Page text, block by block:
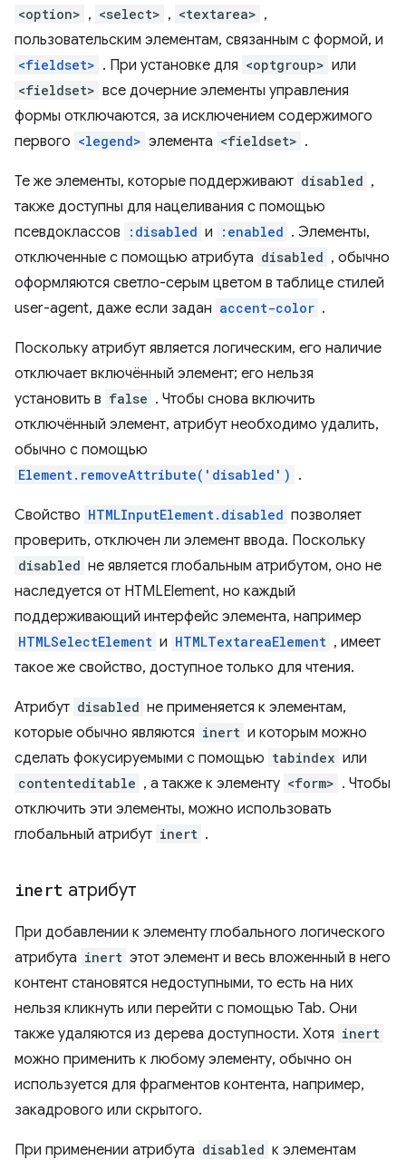
<option> , <select> , <textarea> ,
пользовательским элементам, связанным с формой, и
<fieldset> . При установке для <optgroup> или
<fieldset> все дочерние элементы управления
формы отключаются, за исключением содержимого
первого <legend> элемента <fieldset> .
Те же элементы, которые поддерживают disabled ,
также доступны для нацеливания с помощью
псевдоклассов
:disabled и :enabled . Элементы,
отключенные с помощью атрибута disabled , обычно
оформляются светло-серым цветом в таблице стилей
user-agent, даже если задан accent-color .
Поскольку атрибут является логическим, его наличие
отключает включённый элемент; его нельзя
установить в false . Чтобы снова включить
отключённый элемент, атрибут необходимо удалить,
обычно с помощью
Element.removeAttribute('disabled') .
Свойство HTMLInputElement.disabled позволяет
проверить, отключен ли элемент ввода. Поскольку
disabled не является глобальным атрибутом, оно не
наследуется от HTMLElement, но каждый
поддерживающий интерфейс элемента, например
HTMLSelectElement и HTMLTextareaElement , имеет
такое же свойство, доступное только для чтения.
Атрибут disabled не применяется к элементам,
которые обычно являются inert и которым можно
сделать фокусируемыми с помощью tabindex или
contenteditable , а также к элементу <form> . Чтобы
отключить эти элементы, можно использовать
глобальный атрибут inert .
inert атрибут
При добавлении к элементу глобального логического
атрибута inert этот элемент и весь вложенный в него
контент становятся недоступными, то есть на них
нельзя кликнуть или перейти с помощью Tab. Они
также удаляются из дерева доступности. Хотя inert
можно применить к любому элементу, обычно он
используется для фрагментов контента, например,
закадрового или скрытого.
При применении атрибута disabled к элементам